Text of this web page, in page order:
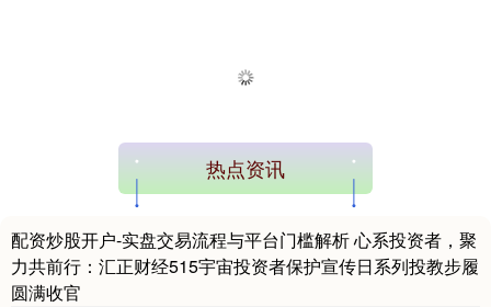
热点资讯
配资炒股开户-实盘交易流程与平台门槛解析 心系投资者，聚
力共前行：汇正财经515宇宙投资者保护宣传日系列投教步履
圆满收官